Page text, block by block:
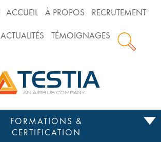
ACCUEIL À PROPOS RECRUTEMENT
ACTUALITÉS TÉMOIGNAGES
FORMATIONS &
CERTIFICATION